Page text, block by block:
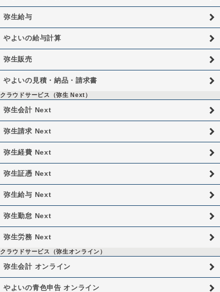
弥生給与
やよいの給与計算
弥生販売
やよいの見積・納品・請求書
クラウドサービス（弥生 Next）
弥生会計 Next
弥生請求 Next
弥生経費 Next
弥生証憑 Next
弥生給与 Next
弥生勤怠 Next
弥生労務 Next
クラウドサービス（弥生オンライン）
弥生会計 オンライン
やよいの青色申告 オンライン